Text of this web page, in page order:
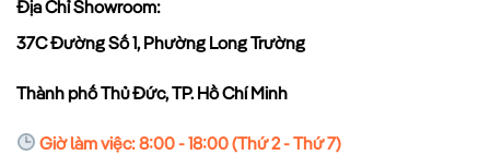
Địa Chỉ Showroom:
37C Đường Số 1, Phường Long Trường
Thành phố Thủ Đức, TP. Hồ Chí Minh
Giờ làm việc: 8:00 - 18:00 (Thứ 2 - Thứ 7)